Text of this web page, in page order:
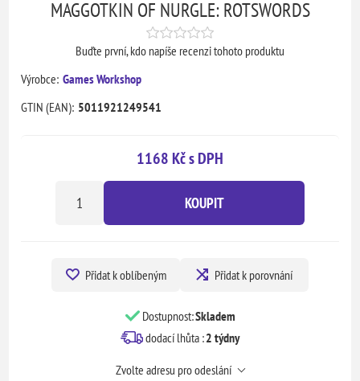
MAGGOTKIN OF NURGLE: ROTSWORDS
Buďte první, kdo napíše recenzi tohoto produktu
Výrobce: Games Workshop
GTIN (EAN): 5011921249541
1168 Kč s DPH
KOUPIT
Přidat k oblíbeným Přidat k porovnání
Dostupnost:Skladem
dodací lhůta :2 týdny
Zvolte adresu pro odeslání